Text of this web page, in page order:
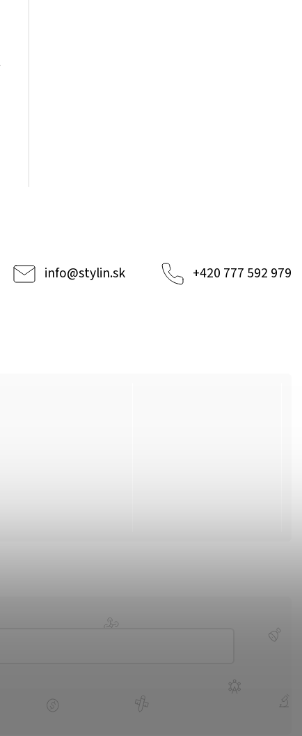
info@stylin.sk +420 777 592 979